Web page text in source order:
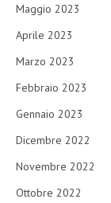
Maggio 2023
Aprile 2023
Marzo 2023
Febbraio 2023
Gennaio 2023
Dicembre 2022
Novembre 2022
Ottobre 2022